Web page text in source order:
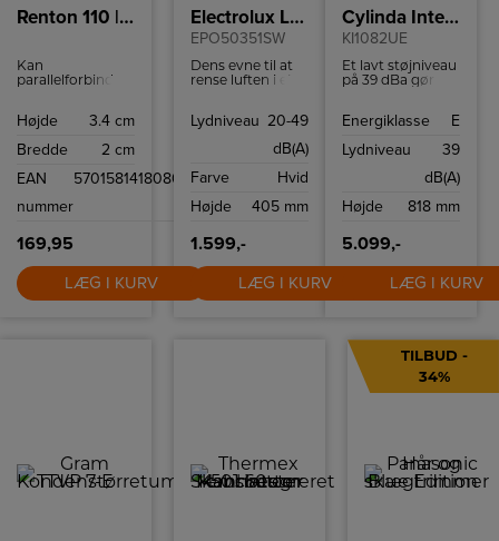
Renton 110 | Batten Light Fitting | White
Kan
parallelforbindes
Tilslutningsledning
Kontakt på
forlænges ved at
skinner
Højde
3.4 cm
Bredde
2 cm
EAN
nummer
5701581418080
169,95
LÆG I KURV
Electrolux Luftfugtere
EPO50351SW
Dens evne til at
rense luften i et
særlig
Spiraludløbet
hvirvel, der
cirkulerer ren luft
Lydniveau 20-49
dB(A)
Farve
Hvid
Højde
405 mm
1.599,-
LÆG I KURV
Cylinda Integrerbart køleskab
KI1082UE
Et lavt støjniveau
på 39 dBa gør
tilstedeværelse i
den effektive
sørger for, at det
uden at forstyrre
Energiklasse
E
Lydniveau
39
dB(A)
Højde
818 mm
5.099,-
LÆG I KURV
TILBUD -
34%